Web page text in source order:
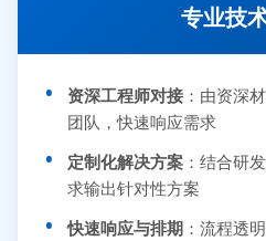
专业技
资深工程师对接 ：由资深
团队，快速响应需求
定制化解决方案 ：结合研
求输出针对性方案
快速响应与排期 ：流程透